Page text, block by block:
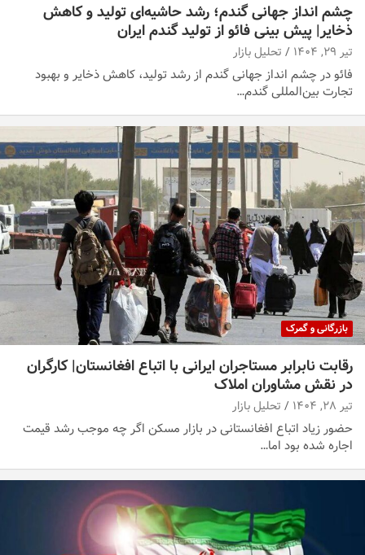
چشم‌ انداز جهانی گندم؛ رشد حاشیه‌ای تولید و کاهش
ذخایر| پیش بینی فائو از تولید گندم ایران
تیر ۲۹, ۱۴۰۴ تحلیل بازار
فائو در چشم انداز جهانی گندم از رشد تولید، کاهش ذخایر و بهبود
تجارت بین‌المللی گندم…
بازرگانی و گمرک
رقابت نابرابر مستاجران ایرانی با اتباع افغانستان| کارگران
در نقش مشاوران املاک
تیر ۲۸, ۱۴۰۴ تحلیل بازار
حضور زیاد اتباع افغانستانی در بازار مسکن اگر چه موجب رشد قیمت
اجاره شده بود اما…